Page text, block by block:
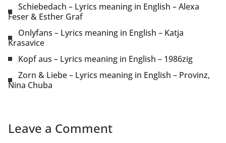
Schiebedach – Lyrics meaning in English – Alexa
Feser & Esther Graf
Onlyfans – Lyrics meaning in English – Katja
Krasavice
Kopf aus – Lyrics meaning in English – 1986zig
Zorn & Liebe – Lyrics meaning in English – Provinz,
Nina Chuba
Leave a Comment